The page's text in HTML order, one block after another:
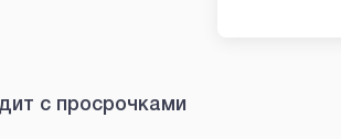
с просрочками